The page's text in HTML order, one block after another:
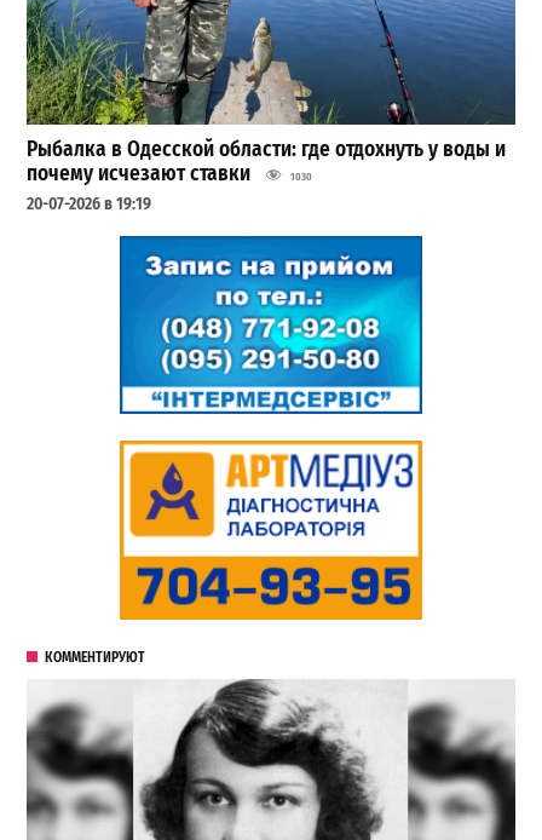
Рыбалка в Одесской области: где отдохнуть у воды и
почему исчезают ставки
1030
20-07-2026 в 19:19
КОММЕНТИРУЮТ